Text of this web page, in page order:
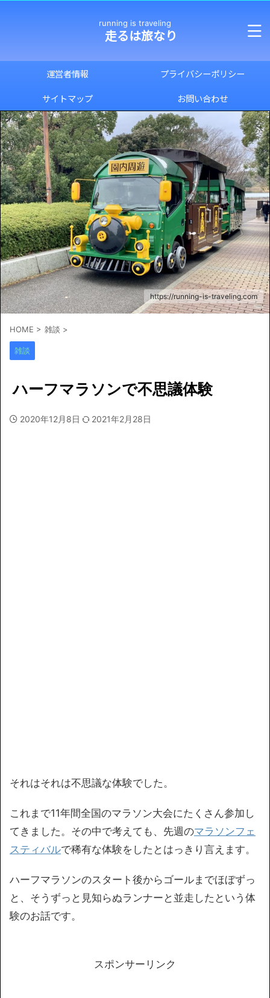
running is traveling
走るは旅なり
運営者情報
プライバシーポリシー
サイトマップ
お問い合わせ
https://running-is-traveling.com
HOME > 雑談 >
雑談
ハーフマラソンで不思議体験
2020年12月8日 2021年2月28日
それはそれは不思議な体験でした。
これまで11年間全国のマラソン大会にたくさん参加し
てきました。その中で考えても、先週のマラソンフェ
スティバルで稀有な体験をしたとはっきり言えます。
ハーフマラソンのスタート後からゴールまでほぼずっ
と、そうずっと見知らぬランナーと並走したという体
験のお話です。
スポンサーリンク